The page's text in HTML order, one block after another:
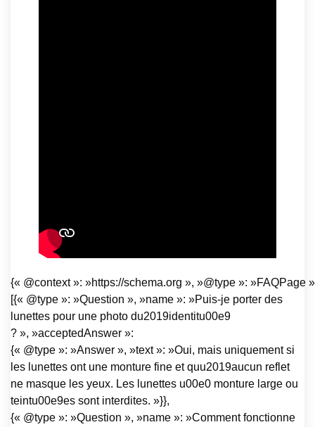
{« @context »: »https://schema.org », »@type »: »FAQPage
[{« @type »: »Question », »name »: »Puis-je porter des
lunettes pour une photo du2019identitu00e9
? », »acceptedAnswer »:
{« @type »: »Answer », »text »: »Oui, mais uniquement si
les lunettes ont une monture fine et quu2019aucun reflet
ne masque les yeux. Les lunettes u00e0 monture large ou
teintu00e9es sont interdites. »}},
{« @type »: »Question », »name »: »Comment fonctionne